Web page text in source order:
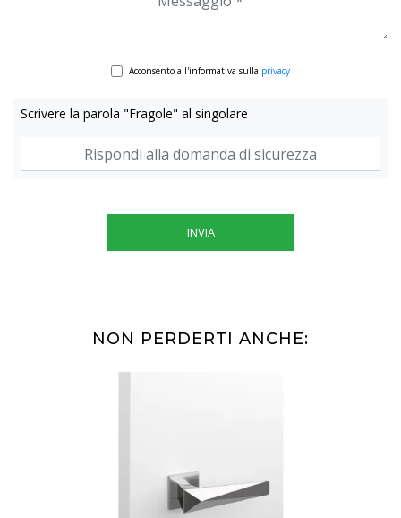
Acconsento all'informativa sulla privacy
Scrivere la parola "Fragole" al singolare
INVIA
NON PERDERTI ANCHE: